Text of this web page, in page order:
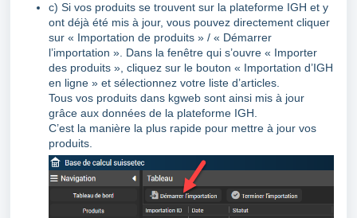
c) Si vos produits se trouvent sur la plateforme IGH et y
ont déjà été mis à jour, vous pouvez directement cliquer
sur « Importation de produits » / « Démarrer
l’importation ». Dans la fenêtre qui s’ouvre « Importer
des produits », cliquez sur le bouton « Importation d’IGH
en ligne » et sélectionnez votre liste d’articles.
Tous vos produits dans kgweb sont ainsi mis à jour
grâce aux données de la plateforme IGH.
C’est la manière la plus rapide pour mettre à jour vos
produits.